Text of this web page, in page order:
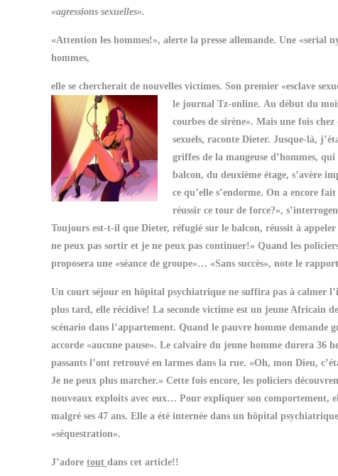
«agressions sexuelles».
«Attention les hommes!», alerte la presse allemande. Une
hommes,
elle se chercherait de nouvelles victimes. Son premier «esclave
le journal Tz-online. Au début du
courbes de sirène». Mais une fois
sexuels, raconte Dieter. Jusque-là,
griffes de la mangeuse d’hommes,
balcon, du deuxième étage, s’avère
ce qu’elle s’endorme. On a encore
réussir ce tour de force?»,
Toujours est-t-il que Dieter, réfugié sur le balcon, réussit à
ne peux pas sortir et je ne peux pas continuer!» Quand les
proposera une «séance de groupe»… «Sans succès», note le
Un court séjour en hôpital psychiatrique ne suffira pas à calmer
plus tard, elle récidive! La seconde victime est un jeune Africain
scénario dans l’appartement. Quand le pauvre homme demande
accorde «aucune pause». Le calvaire du jeune homme durera 36
passants l’ont retrouvé en larmes dans la rue. «Oh, mon Dieu,
Je ne peux plus marcher.» Cette fois encore, les policiers
nouveaux exploits avec eux… Pour expliquer son comportement,
malgré ses 47 ans. Elle a été internée dans un hôpital
«séquestration».
J’adore tout dans cet article!!